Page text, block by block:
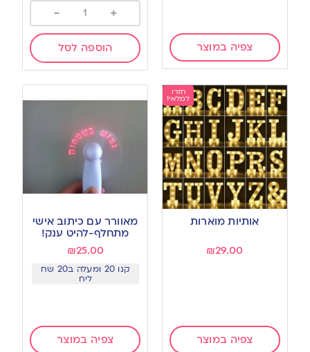
צפיה במוצר
+
-
הוספה לסל
חזרו
למלאי!
אותיות מוארות
₪29.00
צפיה במוצר
מאוורר עם כיתוב אישי
מתחלף-להיט ענק!
₪25.00
קנו 20 ומעלה ב20 שח
ליח
צפיה במוצר